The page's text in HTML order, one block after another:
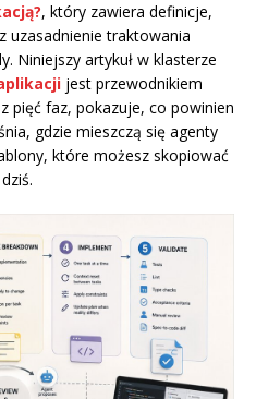
, który zawiera definicje,
uzasadnienie traktowania
Niniejszy artykuł w klasterze
jest przewodnikiem
pięć faz, pokazuje, co powinien
gdzie mieszczą się agenty
które możesz skopiować